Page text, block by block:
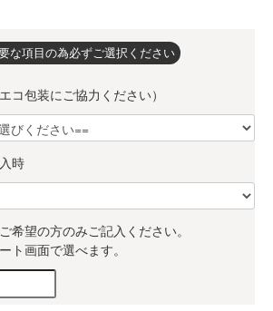
な項目の為必ずご選択ください
コ包装にご協力ください）
時
希望の方のみご記入ください。
ト画面で選べます。